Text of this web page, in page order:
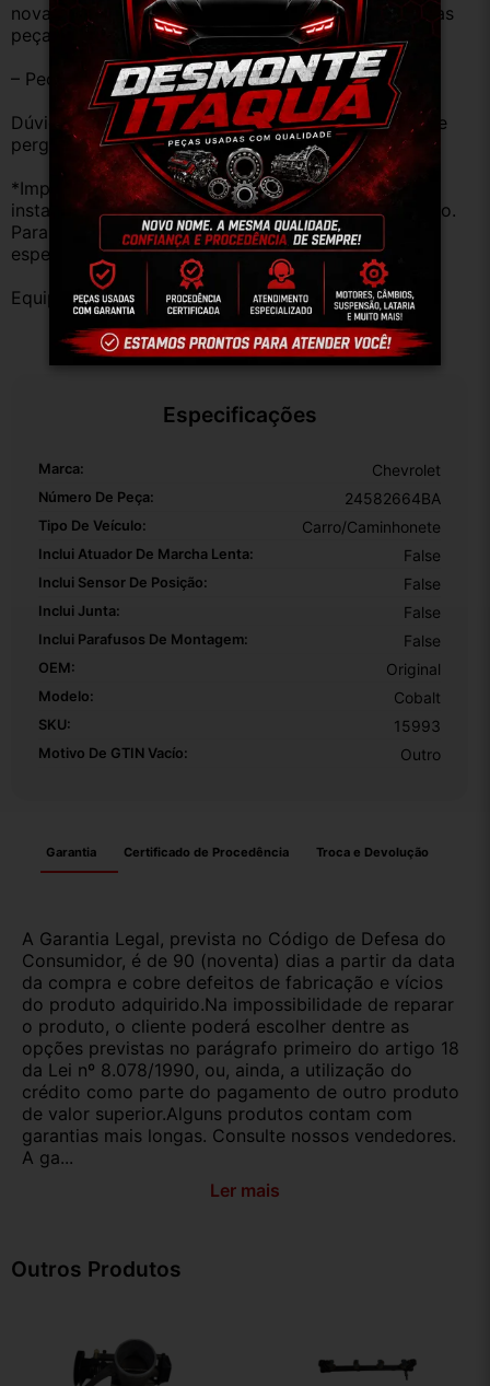
novas e sem uso. No entanto, garantimos que nossas
peças estão em BOM ESTADO e foram testadas.
– Peças são ORIGINAIS USADAS.
Dúvidas sobre uso ou aplicação, utilizar o campo de
perguntas;
*Importante: Não nos responsabilizamos por
instalações inadequadas ou uso indevido do produto.
Para evitar problemas, consulte um profissional
especializado.
Equipe DESMONTE ARUJÁ.
Especificações
Marca: Chevrolet
Número De Peça: 24582664BA
Tipo De Veículo: Carro/Caminhonete
Inclui Atuador De Marcha Lenta: False
Inclui Sensor De Posição: False
Inclui Junta: False
Inclui Parafusos De Montagem: False
OEM: Original
Modelo: Cobalt
SKU: 15993
Motivo De GTIN Vacío: Outro
Garantia Certificado de Procedência Troca e Devolução
A Garantia Legal, prevista no Código de Defesa do
Consumidor, é de 90 (noventa) dias a partir da data
da compra e cobre defeitos de fabricação e vícios
do produto adquirido.Na impossibilidade de reparar
o produto, o cliente poderá escolher dentre as
opções previstas no parágrafo primeiro do artigo 18
da Lei nº 8.078/1990, ou, ainda, a utilização do
crédito como parte do pagamento de outro produto
de valor superior.Alguns produtos contam com
garantias mais longas. Consulte nossos vendedores.
A ga...
Ler mais
Outros Produtos